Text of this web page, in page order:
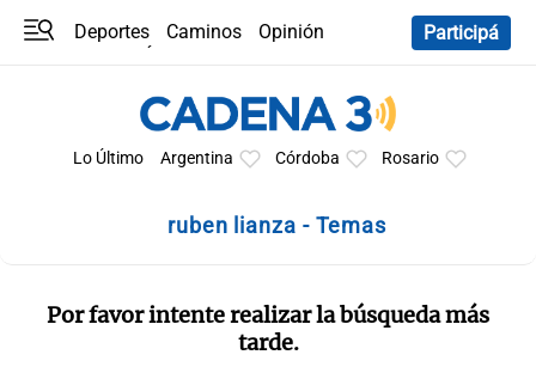
Deportes Caminos
Opinión
Participá
Lo Último Argentina Córdoba Rosario
ruben lianza - Temas
Por favor intente realizar la búsqueda más
tarde.